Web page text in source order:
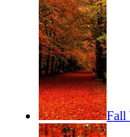
Fall